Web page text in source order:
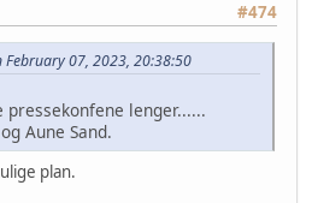
#474
February 07, 2023, 20:38:50
lenger......
Aune Sand.
plan.